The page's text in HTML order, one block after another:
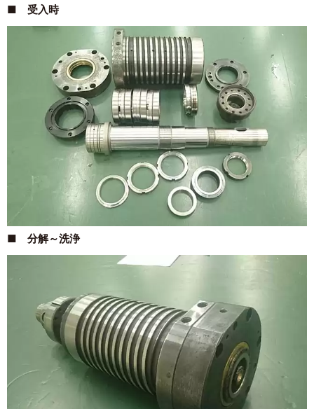
■ 受入時
■ 分解～洗浄